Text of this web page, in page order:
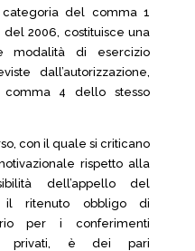
del comma 1
del 2006, costituisce una
modalità di esercizio
dall’autorizzazione,
comma 4 dello stesso
con il quale si criticano
rispetto alla
dell’appello del
il ritenuto obbligo di
per i conferimenti
privati, è dei pari